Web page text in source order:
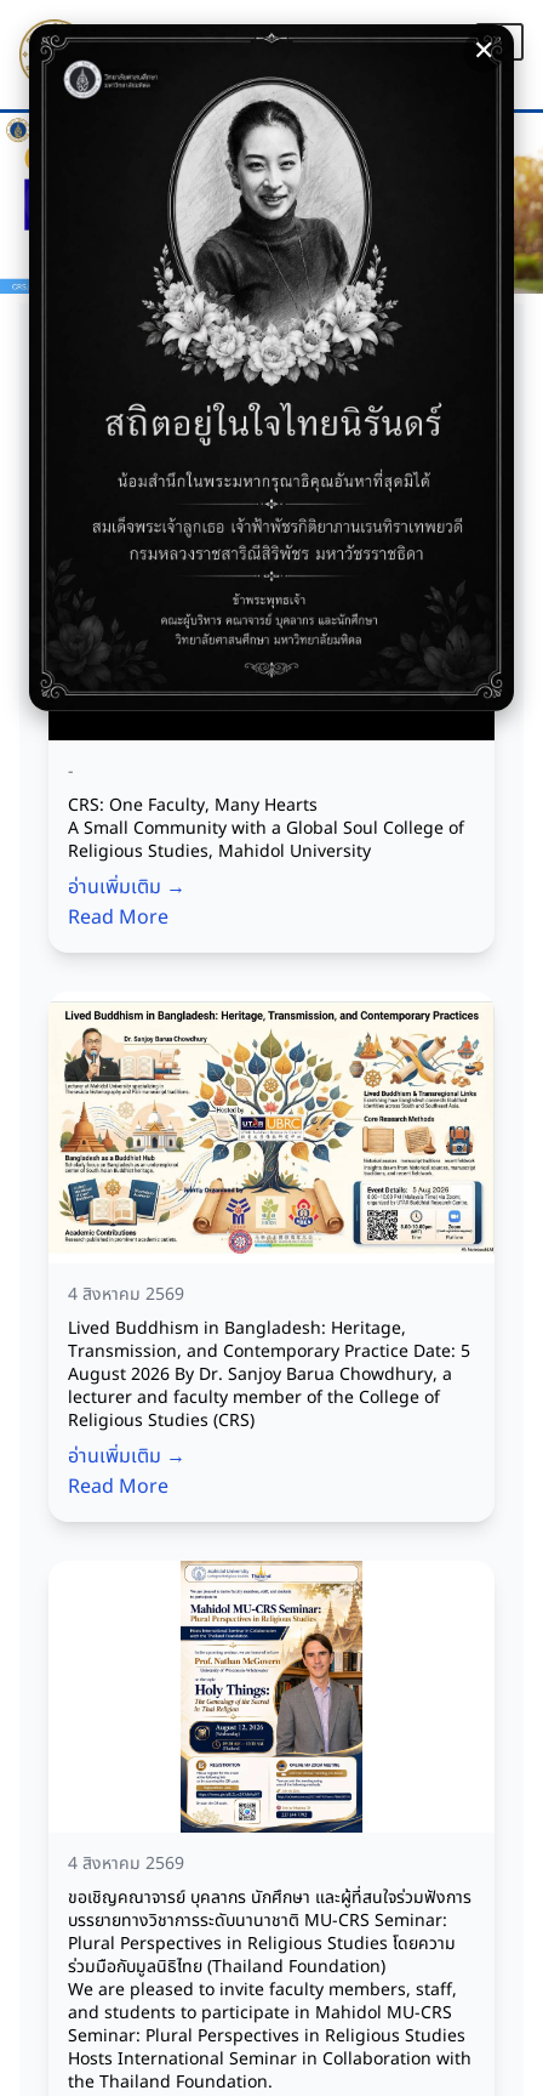
content
-
ข้าม
เนื้อหา
เมนู
✕
ข่าวประชาสัมพันธ์ / Public Relations
News
-
CRS: One Faculty, Many Hearts
A Small Community with a Global Soul College of
Religious Studies, Mahidol University
อ่านเพิ่มเติม →
Read More
4 สิงหาคม 2569
Lived Buddhism in Bangladesh: Heritage,
Transmission, and Contemporary Practice Date: 5
August 2026 By Dr. Sanjoy Barua Chowdhury, a
lecturer and faculty member of the College of
Religious Studies (CRS)
อ่านเพิ่มเติม →
Read More
4 สิงหาคม 2569
ขอเชิญคณาจารย์ บุคลากร นักศึกษา และผู้ที่สนใจร่วมฟังการ
บรรยายทางวิชาการระดับนานาชาติ MU-CRS Seminar:
Plural Perspectives in Religious Studies โดยความ
ร่วมมือกับมูลนิธิไทย (Thailand Foundation)
We are pleased to invite faculty members, staff,
and students to participate in Mahidol MU-CRS
Seminar: Plural Perspectives in Religious Studies
Hosts International Seminar in Collaboration with
the Thailand Foundation.